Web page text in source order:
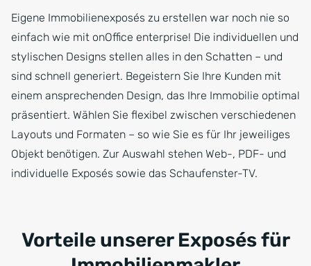
Eigene Immobilienexposés zu erstellen war noch nie so
einfach wie mit onOffice enterprise! Die individuellen und
stylischen Designs stellen alles in den Schatten – und
sind schnell generiert. Begeistern Sie Ihre Kunden mit
einem ansprechenden Design, das Ihre Immobilie optimal
präsentiert. Wählen Sie flexibel zwischen verschiedenen
Layouts und Formaten – so wie Sie es für Ihr jeweiliges
Objekt benötigen. Zur Auswahl stehen Web-, PDF- und
individuelle Exposés sowie das Schaufenster-TV.
Vorteile unserer Exposés für